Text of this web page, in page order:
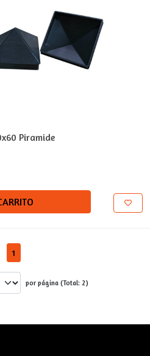
Piramide
1
por página (Total: 2)